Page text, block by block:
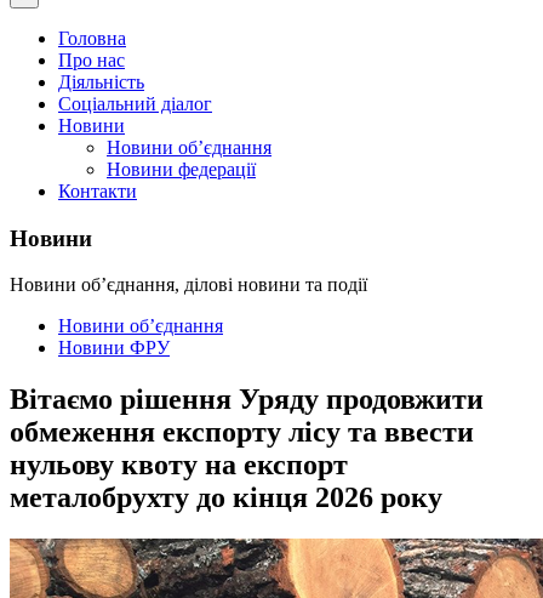
Головна
Про нас
Діяльність
Соціальний діалог
Новини
Новини об’єднання
Новини федерації
Контакти
Новини
Новини об’єднання, ділові новини та події
Новини об’єднання
Новини ФРУ
Вітаємо рішення Уряду продовжити
обмеження експорту лісу та ввести
нульову квоту на експорт
металобрухту до кінця 2026 року